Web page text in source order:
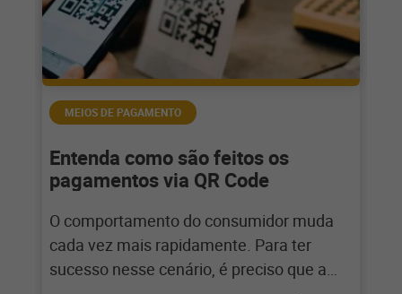
MEIOS DE PAGAMENTO
Entenda como são feitos os
pagamentos via QR Code
O comportamento do consumidor muda
cada vez mais rapidamente. Para ter
sucesso nesse cenário, é preciso que a